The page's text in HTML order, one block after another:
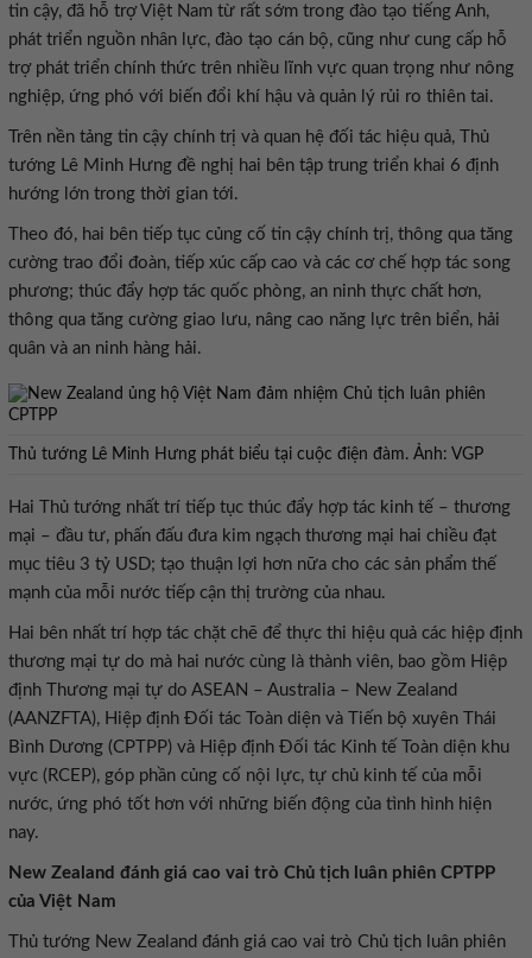
tin cậy, đã hỗ trợ Việt Nam từ rất sớm trong đào tạo tiếng Anh,
phát triển nguồn nhân lực, đào tạo cán bộ, cũng như cung cấp hỗ
trợ phát triển chính thức trên nhiều lĩnh vực quan trọng như nông
nghiệp, ứng phó với biến đổi khí hậu và quản lý rủi ro thiên tai.
Trên nền tảng tin cậy chính trị và quan hệ đối tác hiệu quả, Thủ
tướng Lê Minh Hưng đề nghị hai bên tập trung triển khai 6 định
hướng lớn trong thời gian tới.
Theo đó, hai bên tiếp tục củng cố tin cậy chính trị, thông qua tăng
cường trao đổi đoàn, tiếp xúc cấp cao và các cơ chế hợp tác song
phương; thúc đẩy hợp tác quốc phòng, an ninh thực chất hơn,
thông qua tăng cường giao lưu, nâng cao năng lực trên biển, hải
quân và an ninh hàng hải.
Thủ tướng Lê Minh Hưng phát biểu tại cuộc điện đàm. Ảnh: VGP
Hai Thủ tướng nhất trí tiếp tục thúc đẩy hợp tác kinh tế – thương
mại – đầu tư, phấn đấu đưa kim ngạch thương mại hai chiều đạt
mục tiêu 3 tỷ USD; tạo thuận lợi hơn nữa cho các sản phẩm thế
mạnh của mỗi nước tiếp cận thị trường của nhau.
Hai bên nhất trí hợp tác chặt chẽ để thực thi hiệu quả các hiệp định
thương mại tự do mà hai nước cùng là thành viên, bao gồm Hiệp
định Thương mại tự do ASEAN – Australia – New Zealand
(AANZFTA), Hiệp định Đối tác Toàn diện và Tiến bộ xuyên Thái
Bình Dương (CPTPP) và Hiệp định Đối tác Kinh tế Toàn diện khu
vực (RCEP), góp phần củng cố nội lực, tự chủ kinh tế của mỗi
nước, ứng phó tốt hơn với những biến động của tình hình hiện
nay.
New Zealand đánh giá cao vai trò Chủ tịch luân phiên CPTPP
của Việt Nam
Thủ tướng New Zealand đánh giá cao vai trò Chủ tịch luân phiên